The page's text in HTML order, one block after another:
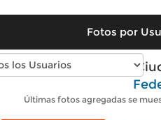
Fotos por
Fotos modernas de
Últimas fotos agregadas se